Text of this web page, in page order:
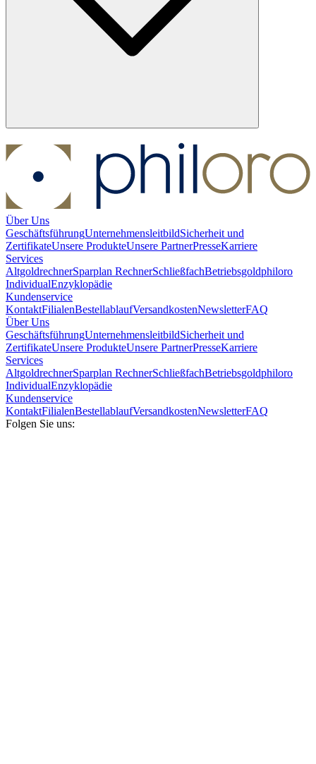
Über Uns
GeschäftsführungUnternehmensleitbildSicherheit und
ZertifikateUnsere ProdukteUnsere PartnerPresseKarriere
Services
AltgoldrechnerSparplan RechnerSchließfachBetriebsgoldphiloro
IndividualEnzyklopädie
Kundenservice
KontaktFilialenBestellablaufVersandkostenNewsletterFAQ
Über Uns
GeschäftsführungUnternehmensleitbildSicherheit und
ZertifikateUnsere ProdukteUnsere PartnerPresseKarriere
Services
AltgoldrechnerSparplan RechnerSchließfachBetriebsgoldphiloro
IndividualEnzyklopädie
Kundenservice
KontaktFilialenBestellablaufVersandkostenNewsletterFAQ
Folgen Sie uns: